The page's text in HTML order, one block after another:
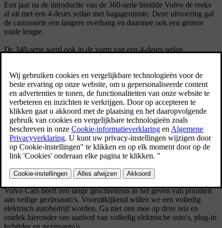
Een jaar na de introductie van de 360-serie breidde Volvo de reeks
al uit met een 4-deurs sedan met bagageruimte. Deze uitvoering gaf
de carrosserie een langere overhang en daarmee ook een grotere
totale lengte.
De 340-serie werd ook in de vorm van een 4-deurs sedan
Technische specificaties
Model: 360 sedan
Geproduceerd: 1983 - 1989
Aantal: 66.207 (360 sedan)
Carrosserie: 4-deurs sedan
Motor: 4-cilinder lijnmotor met bovenliggende nokkenas, 1.986 cc,
88,9 x 80 mm
Transmissie: handgeschakeld met 5 versnellingen
Afmetingen: totale lengte 441 cm, wielbasis 240 cm
Volvo Cars heeft een lange geschiedenis in het geven van prioriteit
aan veilige gezinsauto's. Vooruitkijkend willen we een volledig
elektrisch autobedrijf worden. Ga met ons mee op deze reis en
ontdek hieronder ons aanbod van volledig elektrische auto's, plug-in
hybrides en gezinsauto's.